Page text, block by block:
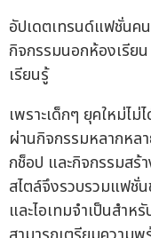
อัปเดตเทรนด์แฟชั่นค
กิจกรรมนอกห้องเรีย
เรียนรู้
เพราะเด็กๆ ยุคใหม่ไ
ผ่านกิจกรรมหลากหล
กช็อป และกิจกรรมสร้
สไตล์จึงรวบรวมแฟชั่
และไอเทมจำเป็นสำ